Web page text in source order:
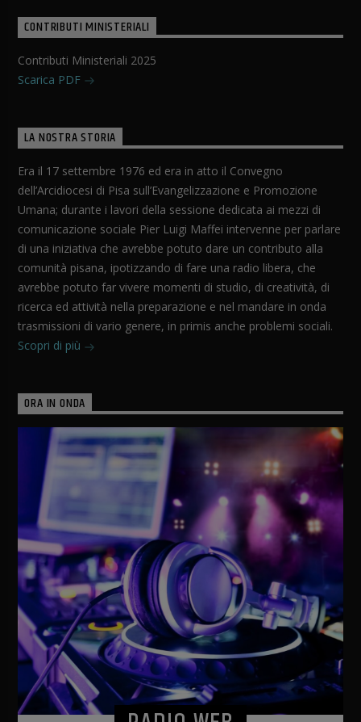
CONTRIBUTI MINISTERIALI
Contributi Ministeriali 2025
Scarica PDF
LA NOSTRA STORIA
Era il 17 settembre 1976 ed era in atto il Convegno
dell’Arcidiocesi di Pisa sull’Evangelizzazione e Promozione
Umana; durante i lavori della sessione dedicata ai mezzi di
comunicazione sociale Pier Luigi Maffei intervenne per parlare
di una iniziativa che avrebbe potuto dare un contributo alla
comunità pisana, ipotizzando di fare una radio libera, che
avrebbe potuto far vivere momenti di studio, di creatività, di
ricerca ed attività nella preparazione e nel mandare in onda
trasmissioni di vario genere, in primis anche problemi sociali.
Scopri di più
ORA IN ONDA